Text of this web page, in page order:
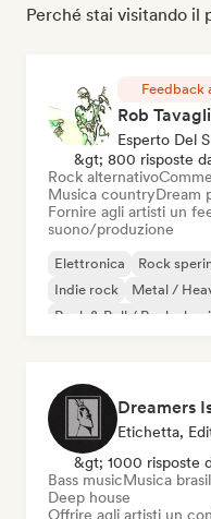
Perché stai visitando il
Rob
Esperto Del
&gt; 800 risposte
Rock alternativo
Musica countryDream
Fornire agli artisti un
suono/produzione
Elettronica Rock
Indie rock
Metal /
Rock & Roll / Rock
Dreamers
Etichetta,
&gt; 1000 risposte
Bass musicMusica
Deep house
Offrire agli artisti un